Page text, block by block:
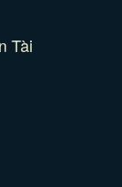
Tài